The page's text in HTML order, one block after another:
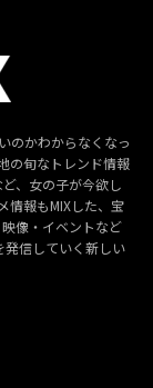
のかわからなくなっ
の旬なトレンド情報
ど、女の子が今欲し
情報もMIXした、宝
像・イベントなど
発信していく新しい